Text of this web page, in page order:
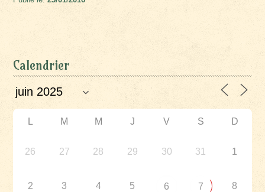
Calendrier
L M M J V S D
26 27 28 29 30 31 1
2 3 4 5 6 7 8